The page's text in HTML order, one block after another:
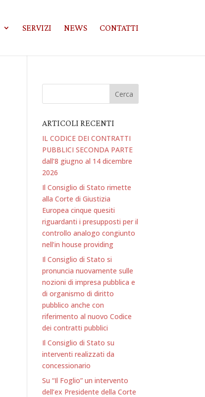
SERVIZI NEWS CONTATTI
ARTICOLI RECENTI
IL CODICE DEI CONTRATTI
PUBBLICI SECONDA PARTE
dall’8 giugno al 14 dicembre
2026
Il Consiglio di Stato rimette
alla Corte di Giustizia
Europea cinque quesiti
riguardanti i presupposti per il
controllo analogo congiunto
nell’in house providing
Il Consiglio di Stato si
pronuncia nuovamente sulle
nozioni di impresa pubblica e
di organismo di diritto
pubblico anche con
riferimento al nuovo Codice
dei contratti pubblici
Il Consiglio di Stato su
interventi realizzati da
concessionario
Su “Il Foglio” un intervento
dell’ex Presidente della Corte